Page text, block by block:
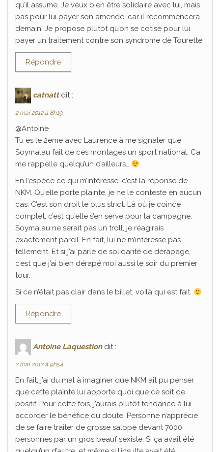
qu’il assume. Je veux bien être solidaire avec lui, mais
pas pour lui payer son amende, car il recommencera
demain. Je propose plutôt qu’on se cotise pour lui
payer un traitement contre son syndrome de Tourette.
Répondre
catnatt dit :
2 mai 2012 à 8h19
@Antoine
Tu es le 2eme avec Laurence à me signaler que
Soymalau fait de ces montages un sport national. Ca
me rappelle quelqu’un d’ailleurs…
En l’espèce ce qui m’intéresse, c’est la réponse de
NKM. Qu’elle porte plainte, je ne le conteste en aucun
cas. C’est son droit le plus strict. Là où je coince
complet, c’est qu’elle s’en serve pour la campagne.
Soymalau ne serait pas un troll, je réagirais
exactement pareil. En fait, lui ne m’intéresse pas
tellement. Et si j’ai parlé de solidarité de dérapage,
c’est que j’ai bien dérapé moi aussi le soir du premier
tour.
Si ce n’était pas clair dans le billet, voilà qui est fait.
Répondre
Antoine Laquestion dit :
2 mai 2012 à 9h54
En fait, j’ai du mal à imaginer que NKM ait pu penser
que cette plainte lui apporte quoi que ce soit de
positif. Pour cette fois, j’aurais plutôt tendance à lui
accorder le bénéfice du doute. Personne n’apprécie
de se faire traiter de grosse salope devant 7000
personnes par un gros beauf sexiste. Si ça avait été